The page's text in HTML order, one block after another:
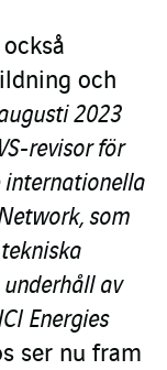
och
2023
revisor för
internationella
som
av
Energies
ser nu fram